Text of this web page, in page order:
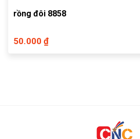
rồng đôi 8858
50.000 ₫